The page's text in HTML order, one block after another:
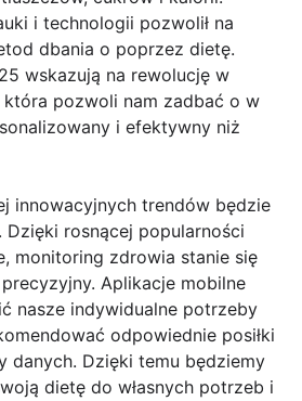
i technologii pozwolił na
dbania o poprzez dietę.
wskazują na rewolucję w
pozwoli nam zadbać o w
i efektywny niż
innowacyjnych trendów będzie
Dzięki rosnącej popularności
monitoring zdrowia stanie się
Aplikacje mobilne
nasze indywidualne potrzeby
odpowiednie posiłki
danych. Dzięki temu będziemy
dietę do własnych potrzeb i